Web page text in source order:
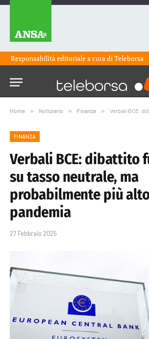
Responsabilità editoriale a cura diTeleborsa
Home » Notiziario » Finanza » Verbali BCE: dibattito fuorviante su
FINANZA
Verbali BCE: dibattito
su tasso neutrale, ma
probabilmente più
pandemia
27 Febbraio 2025